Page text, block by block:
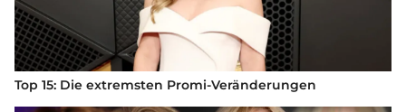
Top 15: Die extremsten Promi-Veränderungen